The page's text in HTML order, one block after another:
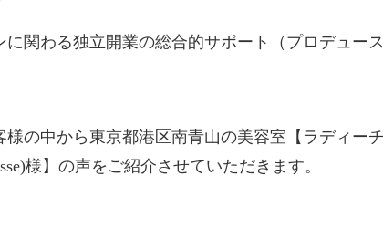
関わる独立開業の総合的サポート（プロデュー
の中から東京都港区南青山の美容室【ラディー
様】の声をご紹介させていただきます。